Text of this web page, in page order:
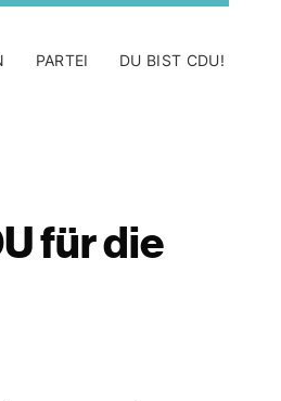
PARTEI DU BIST CDU!
für die